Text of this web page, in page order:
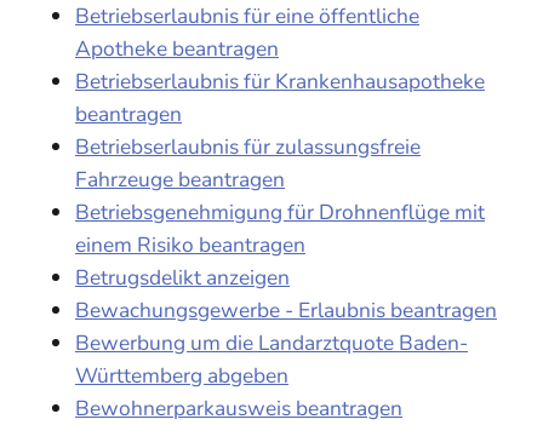
Betriebserlaubnis für eine öffentliche
Apotheke beantragen
Betriebserlaubnis für Krankenhausapotheke
beantragen
Betriebserlaubnis für zulassungsfreie
Fahrzeuge beantragen
Betriebsgenehmigung für Drohnenflüge mit
einem Risiko beantragen
Betrugsdelikt anzeigen
Bewachungsgewerbe - Erlaubnis beantragen
Bewerbung um die Landarztquote Baden-
Württemberg abgeben
Bewohnerparkausweis beantragen